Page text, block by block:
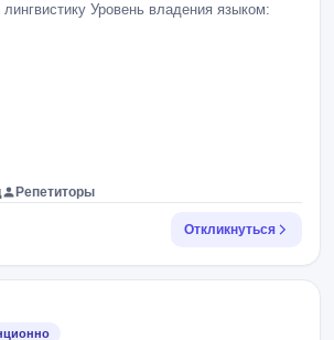
Уровень владения языком:
Репетиторы
Откликнуться